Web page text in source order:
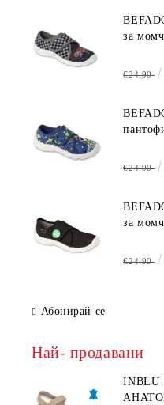
за
€24.90
€24.90
за
€24.90
Абонирай се
Най- продавани
INBLU